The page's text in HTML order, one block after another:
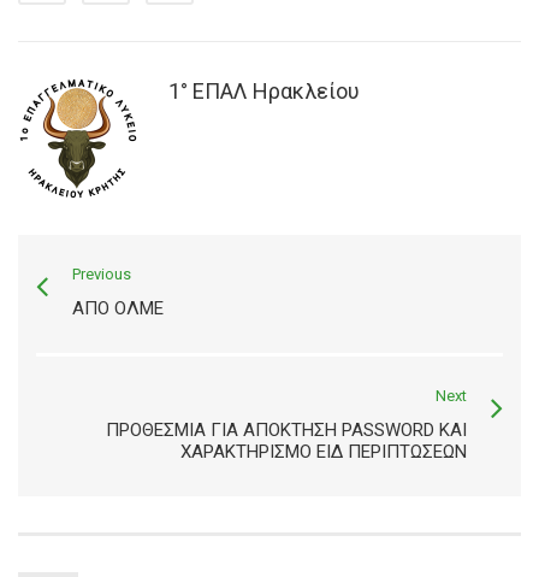
1° ΕΠΑΛ Ηρακλείου
Previous
ΑΠΟ ΟΛΜΕ
Next
ΠΡΟΘΕΣΜΙΑ ΓΙΑ ΑΠΟΚΤΗΣΗ PASSWORD ΚΑΙ
ΧΑΡΑΚΤΗΡΙΣΜΟ ΕΙΔ ΠΕΡΙΠΤΩΣΕΩΝ